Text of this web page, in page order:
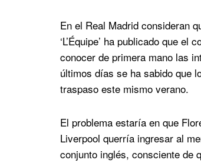
En el Real Madrid consideran
‘L’Équipe’ ha publicado que
conocer de primera mano las
últimos días se ha sabido que
traspaso este mismo verano.
El problema estaría en que
Liverpool querría ingresar al
conjunto inglés, consciente de